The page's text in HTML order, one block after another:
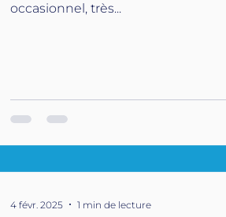
occasionnel, très...
4 févr. 2025 1 min de lecture